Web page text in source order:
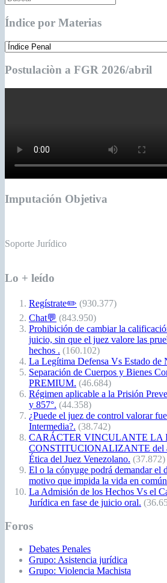
Índice por Materias
Postulaciòn a FGR 2026/abril
Imputación Objetiva
Soporte Jurídico
Lo + leído
Regístrate✏️ (930.377)
Chat💬 (843.950)
Prohibición de cambiar la
juicio, sin que el juez valore las
hechos . (160.102)
La Legítima Defensa Vs Estado de
Separación de Cuerpos y Bienes
PREMIUM. (46.684)
Régimen aplicable a la Prisión
y 857°. (44.358)
¿Puede el juez de control valorar
Intermedia?. (38.742)
CARÁCTER VINCULANTE LA
CONSTITUCIONALIZANTE del
Ética del Juez Venezolano. (37.872)
El o la cónyuge podrá demandar el
motivo que impida la vida en
La Admisión de los Hechos Vs el
Jurídica en fase de juicio oral.
Foros
Debates Penales
Grupo: Asistencia jurídica
Grupo: Violencia Machista